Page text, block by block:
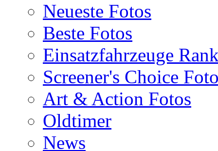
Neueste Fotos
Beste Fotos
Einsatzfahrzeuge
Screener's Choice
Art & Action Fotos
Oldtimer
News